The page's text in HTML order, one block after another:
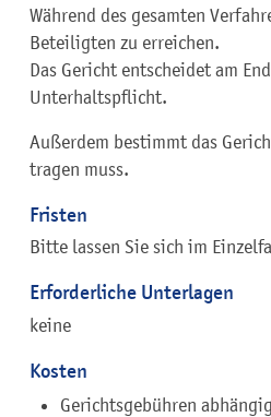
Während des gesamten
Beteiligten zu erreichen.
Das Gericht entscheidet am
Unterhaltspflicht.
Außerdem bestimmt das
tragen muss.
Fristen
Bitte lassen Sie sich im
Erforderliche Unterlagen
keine
Kosten
Gerichtsgebühren